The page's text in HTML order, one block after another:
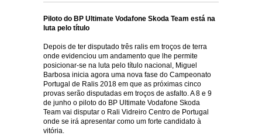
Piloto do BP Ultimate Vodafone Skoda Team está na
luta pelo título
Depois de ter disputado três ralis em troços de terra
onde evidenciou um andamento que lhe permite
posicionar-se na luta pelo título nacional, Miguel
Barbosa inicia agora uma nova fase do Campeonato
Portugal de Ralis 2018 em que as próximas cinco
provas serão disputadas em troços de asfalto. A 8 e 9
de junho o piloto do BP Ultimate Vodafone Skoda
Team vai disputar o Rali Vidreiro Centro de Portugal
onde se irá apresentar como um forte candidato à
vitória.